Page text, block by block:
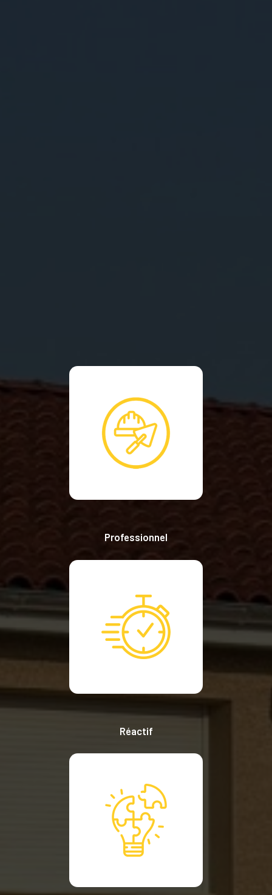
Professionnel
Réactif